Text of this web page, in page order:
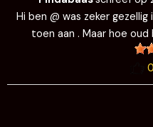
Hi ben @ was zeker
toen aan . Maar hoe
0